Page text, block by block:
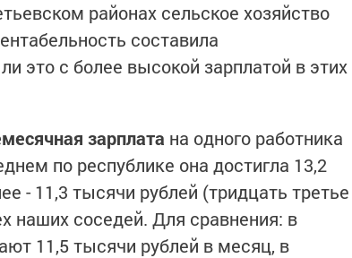
районах сельское хозяйство
составила
это с более высокой зарплатой в этих
зарплата на одного работника
по республике она достигла 13,2
- 11,3 тысячи рублей (тридцать третье
наших соседей. Для сравнения: в
11,5 тысячи рублей в месяц, в